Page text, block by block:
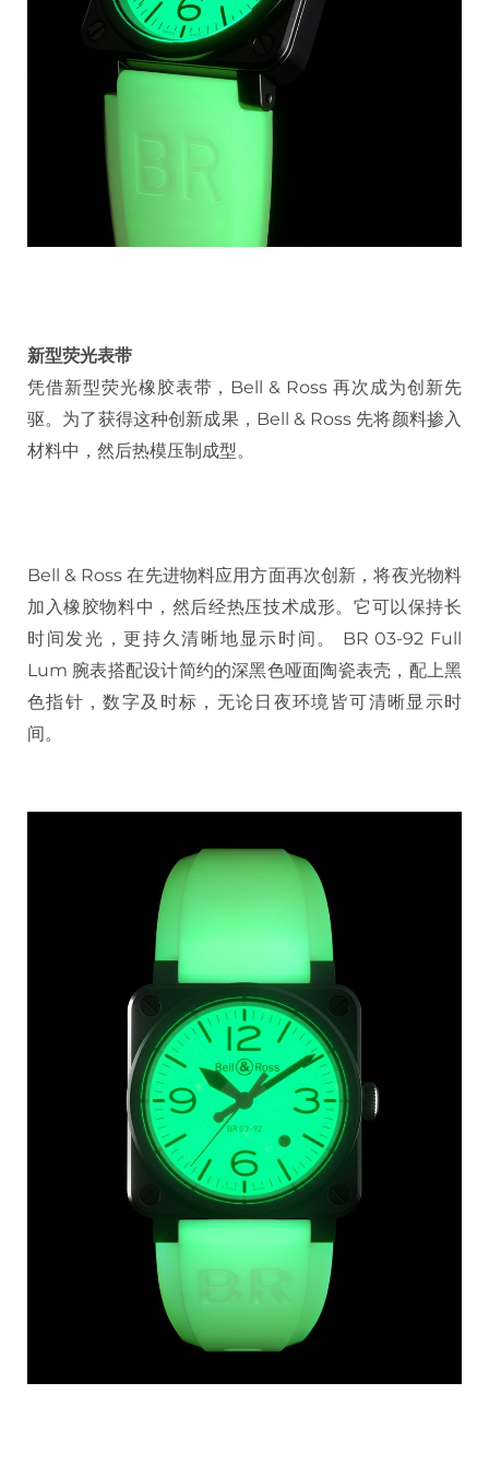
新型荧光表带
凭借新型荧光橡胶表带，Bell & Ross 再次成为创新先
驱。为了获得这种创新成果，Bell & Ross 先将颜料掺入
材料中，然后热模压制成型。
Bell & Ross 在先进物料应用方面再次创新，将夜光物料
加入橡胶物料中，然后经热压技术成形。它可以保持长
时间发光，更持久清晰地显示时间。 BR 03-92 Full
Lum 腕表搭配设计简约的深黑色哑面陶瓷表壳，配上黑
色指针，数字及时标，无论日夜环境皆可清晰显示时
间。